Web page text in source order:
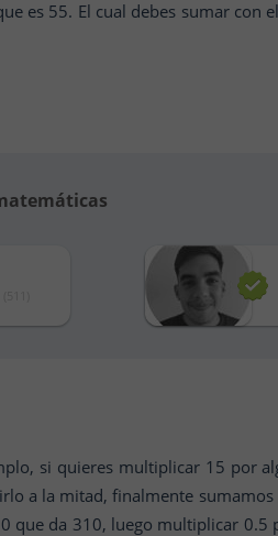
es 55. El cual debes sumar con
si quieres multiplicar 15 por
a la mitad, finalmente sumamos
da 310, luego multiplicar 0.5